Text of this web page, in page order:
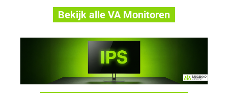
Bekijk alle VA Monitoren